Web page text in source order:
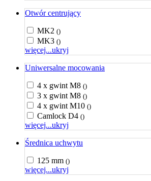
Otwór centrujący
MK2 ()
MK3 ()
więcej...ukryj
Uniwersalne mocowania
4 x gwint M8 ()
3 x gwint M8 ()
4 x gwint M10 ()
Camlock D4 ()
więcej...ukryj
Średnica uchwytu
125 mm ()
więcej...ukryj